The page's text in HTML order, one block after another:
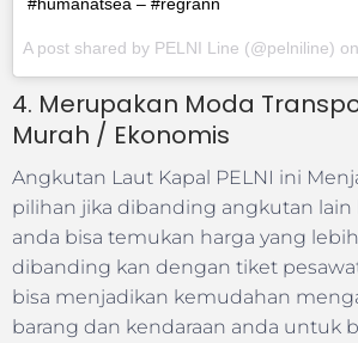
A post shared by PELNI Line (@pelniline) on
4. Merupakan Moda
Murah / Ekonomis
Angkutan Laut Kapal PELNI ini
pilihan jika dibanding angkutan lain
anda bisa temukan harga yang
dibanding kan dengan tiket
bisa menjadikan kemudahan
barang dan kendaraan anda untuk